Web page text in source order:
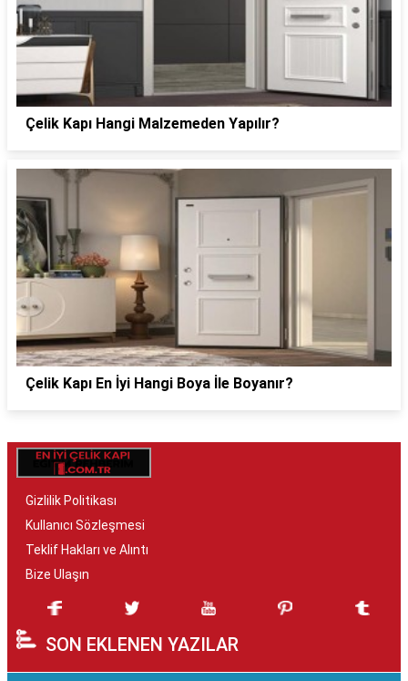
Çelik Kapı Hangi Malzemeden Yapılır?
Çelik Kapı En İyi Hangi Boya İle Boyanır?
Gizlilik Politikası
Kullanıcı Sözleşmesi
Teklif Hakları ve Alıntı
Bize Ulaşın
SON EKLENEN YAZILAR